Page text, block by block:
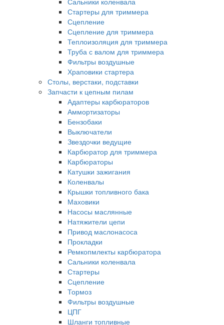
Стартеры для триммера
Сцепление
Сцепление для триммера
Теплоизоляция для триммера
Труба с валом для триммера
Фильтры воздушные
Храповики стартера
Столы, верстаки, подставки
Запчасти к цепным пилам
Адаптеры карбюраторов
Аммортизаторы
Бензобаки
Выключатели
Звездочки ведущие
Карбюратор для триммера
Карбюраторы
Катушки зажигания
Коленвалы
Крышки топливного бака
Маховики
Насосы маслянные
Натяжители цепи
Привод маслонасоса
Прокладки
Ремкопмлекты карбюратора
Сальники коленвала
Стартеры
Сцепление
Тормоз
Фильтры воздушные
ЦПГ
Шланги топливные